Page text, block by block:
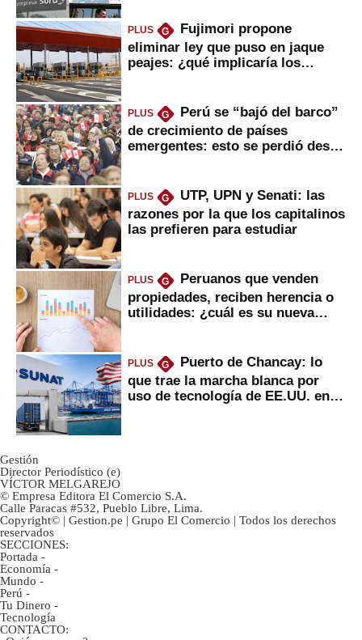
PLUS G
Fujimori propone
eliminar ley que puso en jaque
peajes: ¿qué implicaría los
PLUS G
Perú se “bajó del barco”
de crecimiento de países
emergentes: esto se perdió desde
PLUS G
UTP, UPN y Senati: las
razones por la que los capitalinos
las prefieren para estudiar
PLUS G
Peruanos que venden
propiedades, reciben herencia o
utilidades: ¿cuál es su nueva
PLUS G
Puerto de Chancay: lo
que trae la marcha blanca por
uso de tecnología de EE.UU. en
Gestión
Director Periodístico (e)
VÍCTOR MELGAREJO
© Empresa Editora El Comercio S.A.
Calle Paracas #532, Pueblo Libre, Lima.
Copyright© | Gestion.pe | Grupo El Comercio | Todos los derechos
reservados
SECCIONES:
Portada -
Economía -
Mundo -
Perú -
Tu Dinero -
Tecnología
CONTACTO: